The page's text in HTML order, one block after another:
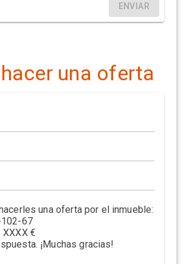
ENVIAR
una oferta